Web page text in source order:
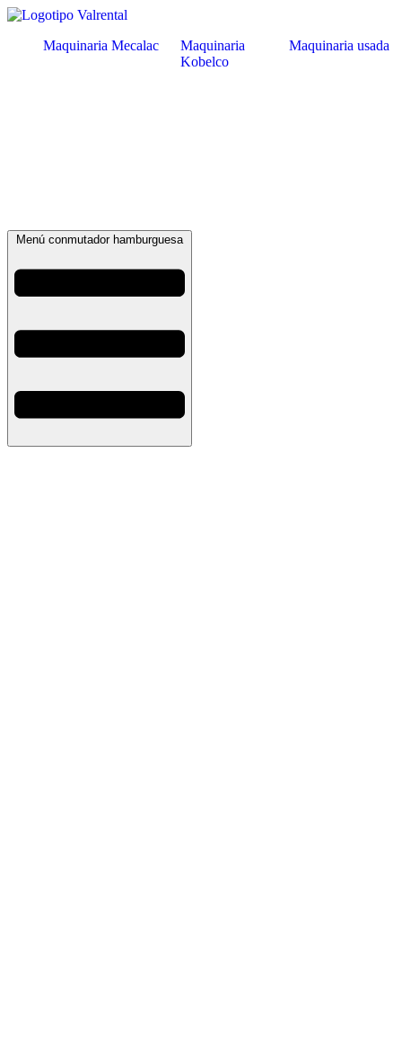
Maquinaria Mecalac
Maquinaria
Kobelco
Maquinaria usada
Menú conmutador hamburguesa